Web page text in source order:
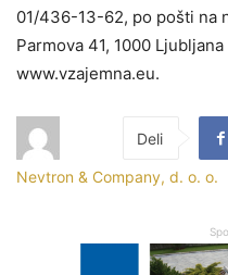
01/436-13-62, po pošti na
Parmova 41, 1000
www.vzajemna.eu.
Nevtron & Company, d. o. o.